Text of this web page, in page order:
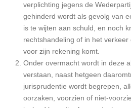
verplichting jegens de
gehinderd wordt als gevolg van
is te wijten aan schuld, en noch
rechtshandeling of in het
voor zijn rekening komt.
Onder overmacht wordt in deze
verstaan, naast hetgeen
jurisprudentie wordt begrepen,
oorzaken, voorzien of niet-